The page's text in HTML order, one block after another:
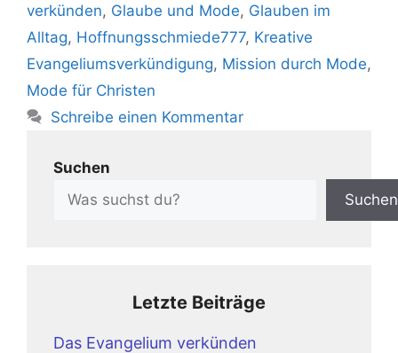
verkünden, Glaube und Mode, Glauben im
Alltag, Hoffnungsschmiede777, Kreative
Evangeliumsverkündigung, Mission durch Mode,
Mode für Christen
Schreibe einen Kommentar
Suchen
Suchen
Letzte Beiträge
Das Evangelium verkünden